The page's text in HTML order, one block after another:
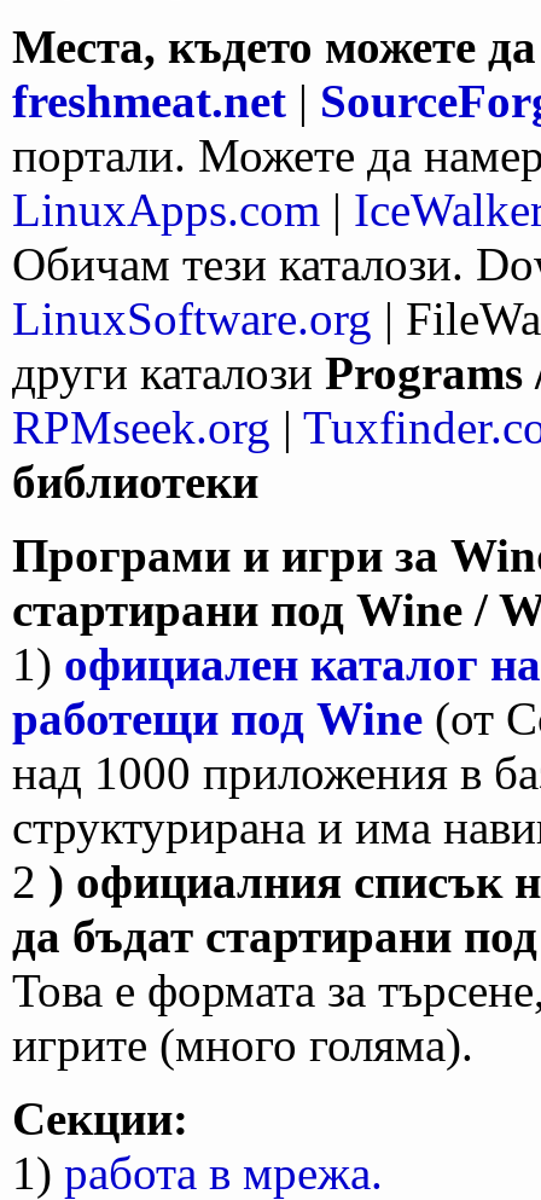
Места, където можете
freshmeat.net |
портали. Можете да
LinuxApps.com |
Обичам тези каталози.
LinuxSoftware.org |
други каталози Programs
RPMseek.org |
библиотеки
Програми и игри за
стартирани под Wine /
1) официален каталог
работещи под Wine (от
над 1000 приложения в
структурирана и има
2 ) официалния списък
да бъдат стартирани под
Това е формата за
игрите (много голяма).
Секции:
1) работа в мрежа.